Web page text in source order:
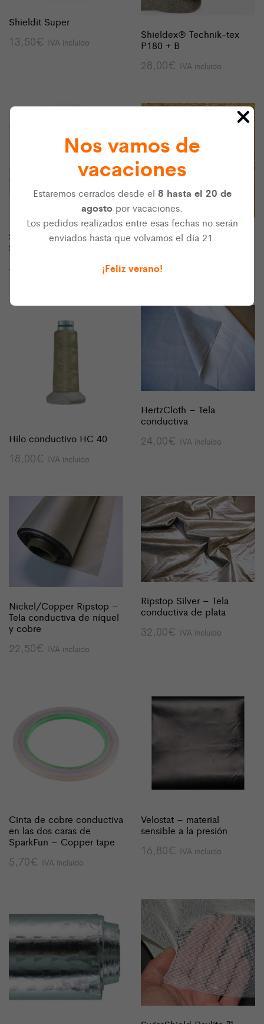
Shieldit Super
13,50€ IVA incluido
Shieldex® Technik-tex
P180 + B
28,00€ IVA incluido
SwissShield Naturell RF
Shielding fabric
58,08
Agotado
SKIN-Blok Gold ™ – Peel
34,00
Hilo conductivo HC 40
18,00€ IVA incluido
HertzCloth – Tela
conductiva
24,00€ IVA incluido
Nickel/Copper Ripstop –
Tela conductiva de níquel
y cobre
22,50€ IVA incluido
Ripstop Silver – Tela
conductiva de plata
32,00€ IVA incluido
Cinta de cobre conductiva
en las dos caras de
SparkFun – Copper tape
5,70€ IVA incluido
Velostat – material
sensible a la presión
16,80€ IVA incluido
Nos vamos de
vacaciones
Estaremos cerrados desde el 8 hasta el 20 de
agosto por vacaciones.
Los pedidos realizados entre esas fechas no serán
enviados hasta que volvamos el día 21.
¡Feliz verano!